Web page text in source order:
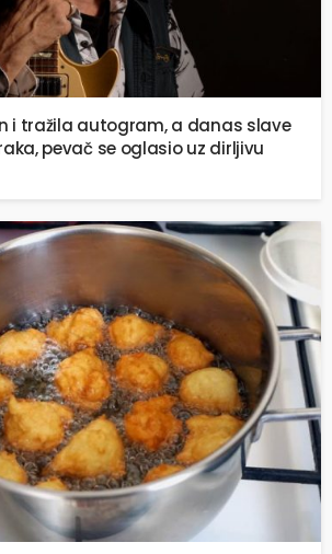
i tražila autogram, a danas slave
pevač se oglasio uz dirljivu